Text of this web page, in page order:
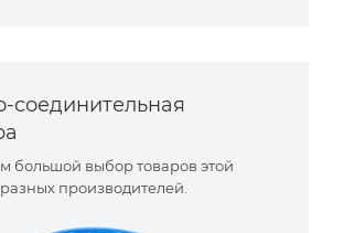
соединительная
большой выбор товаров этой
производителей.